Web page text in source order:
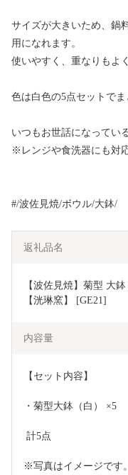
サイズが大きいため、鍋
用になれます。
使いやすく、重なりもよ
色は白色の5点セットでま
いつもお世話になってい
※レンジや食洗器にも対
#/波佐見焼/ボウル/大鉢/
返礼品名
【波佐見焼】菊型 大
【洸琳窯】 [GE21]
内容量
【セット内容】
・菊型大鉢（白） ×5
計5点
※写真はイメージです